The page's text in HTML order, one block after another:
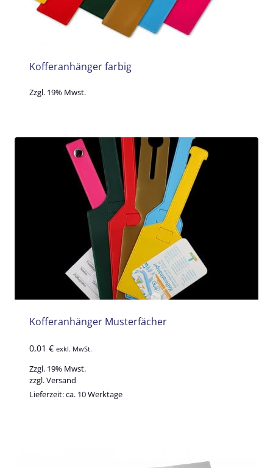
Kofferanhänger farbig
Zzgl. 19% Mwst.
Kofferanhänger Musterfächer
0,01 € exkl. MwSt.
Zzgl. 19% Mwst.
zzgl.Versand
Lieferzeit: ca. 10 Werktage